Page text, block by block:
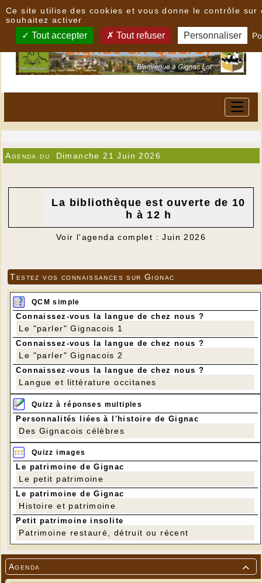

Agenda
Agenda du Dimanche 21 Juin 2026
La bibliothèque est ouverte de 10
h à 12 h
Voir l'agenda complet : Juin 2026
Testez vos connaissances sur Gignac
QCM simple
Connaissez-vous la langue de chez nous ?
Le "parler" Gignacois 1
Connaissez-vous la langue de chez nous ?
Le "parler" Gignacois 2
Connaissez-vous la langue de chez nous ?
Langue et littérature occitanes
Quizz à réponses multiples
Personnalités liées à l'histoire de Gignac
Des Gignacois célèbres
Quizz images
Le patrimoine de Gignac
Le petit patrimoine
Le patrimoine de Gignac
Histoire et patrimoine
Petit patrimoine insolite
Patrimoine restauré, détruit ou récent
Ce site utilise des cookies et vous donne le contrôle sur
souhaitez activer
Tout accepter Tout refuser Personnaliser